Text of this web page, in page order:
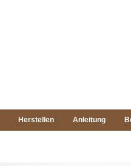
Herstellen Anleitung